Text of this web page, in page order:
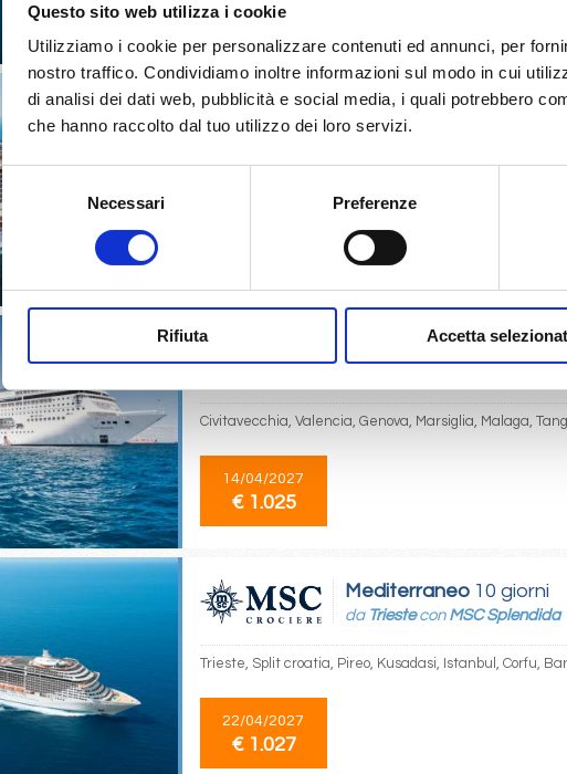
Questo sito web utilizza i cookie
Utilizziamo i cookie per personalizzare contenuti ed annunci, per
nostro traffico. Condividiamo inoltre informazioni sul modo in cui
di analisi dei dati web, pubblicità e social media, i quali potrebbero
che hanno raccolto dal tuo utilizzo dei loro servizi.
Selezione
del
consenso
Necessari Preferenze
Rifiuta Accetta
€ 1.023
Caraibi 8 giorni
daMiami
Mediterraneo14 giorni
Civitavecchia, Valencia, Genova, Marsiglia, Malaga,
14/04/2027
€ 1.025
Mediterraneo 10 giorni
da Triestecon MSC Splendida
Trieste, Split croatia, Pireo, Kusadasi, Istanbul, Corfu,
22/04/2027
€ 1.027